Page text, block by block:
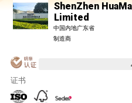
ShenZhen
Limited
中国内地广东省
制造商
证书